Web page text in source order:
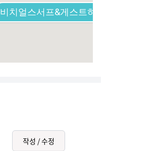
비치얼스서프&게스트하우스
작성 / 수정